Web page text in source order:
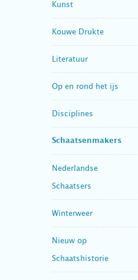
Kunst
Kouwe Drukte
Literatuur
Op en rond het ijs
Disciplines
Schaatsenmakers
Nederlandse
Schaatsers
Winterweer
Nieuw op
Schaatshistorie